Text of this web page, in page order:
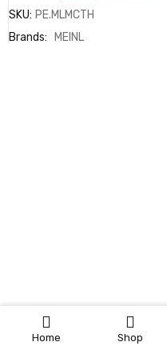
Home Shop
SKU: PE.MLMCTH
Brands:
MEINL